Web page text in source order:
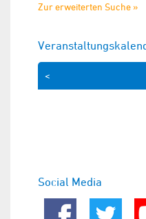
Zur erweiterten Suche »
<
Social Media